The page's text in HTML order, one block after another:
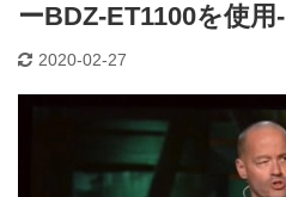
ーBDZ-ET1100を使用-
2020-02-27